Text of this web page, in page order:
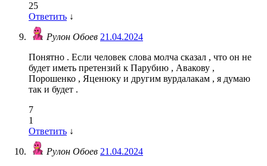
25
Ответить ↓
Рулон Обоев 21.04.2024
Понятно . Если человек слова молча сказал , что он не
будет иметь претензий к Парубию , Авакову ,
Порошенко , Яценюку и другим вурдалакам , я думаю
так и будет .
7
1
Ответить ↓
Рулон Обоев 21.04.2024